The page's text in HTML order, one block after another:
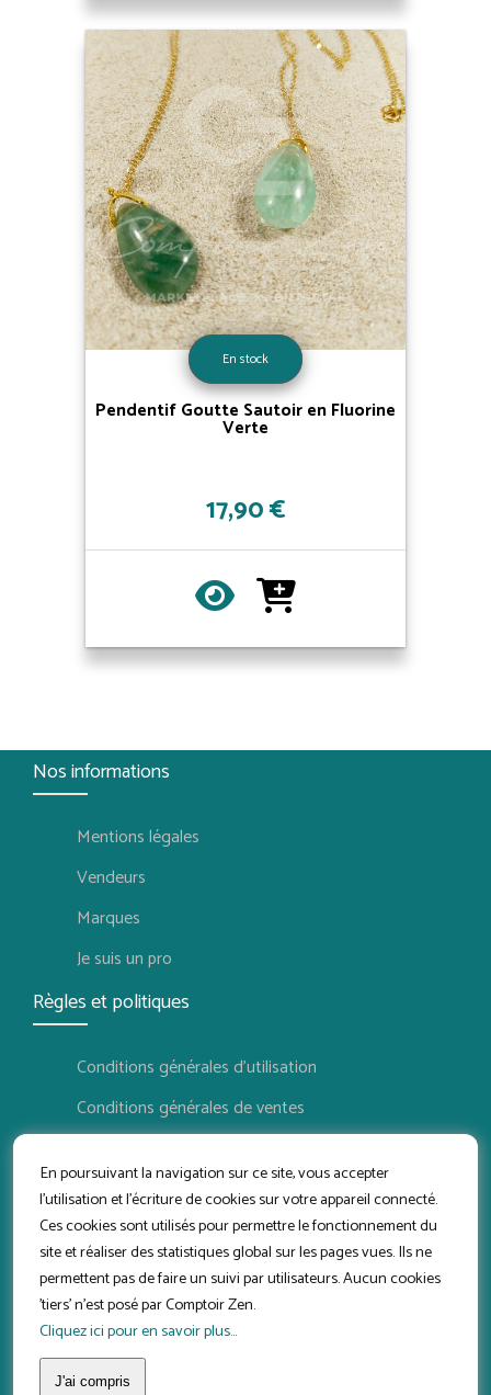
En poursuivant la navigation sur ce site, vous accepter
l'utilisation et l'écriture de cookies sur votre appareil connecté.
Ces cookies sont utilisés pour permettre le fonctionnement du
site et réaliser des statistiques global sur les pages vues. Ils ne
permettent pas de faire un suivi par utilisateurs. Aucun cookies
'tiers' n'est posé par Comptoir Zen.
Cliquez ici pour en savoir plus...
J'ai compris
En stock
Pendentif Goutte Sautoir en Fluorine
Verte
17,90 €
Nos informations
Mentions légales
Vendeurs
Marques
Je suis un pro
Règles et politiques
Conditions générales d'utilisation
Conditions générales de ventes
Politique de retour
Conditions d'utilisation vendeur
Suivez-nous